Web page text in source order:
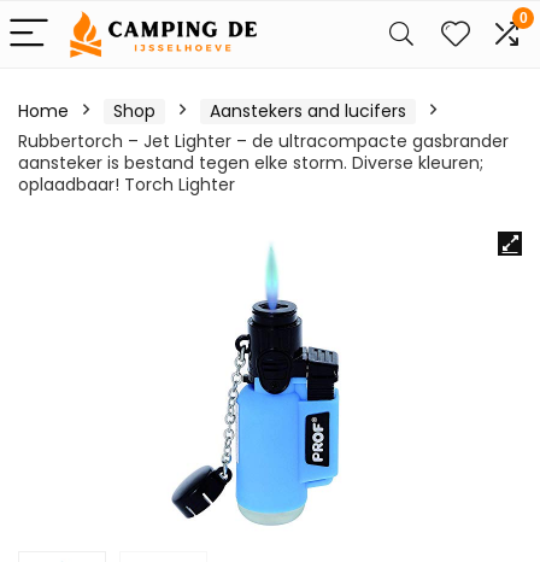
0
Home Shop
Aanstekers and lucifers
Rubbertorch – Jet Lighter – de ultracompacte gasbrander
aansteker is bestand tegen elke storm. Diverse kleuren;
oplaadbaar! Torch Lighter